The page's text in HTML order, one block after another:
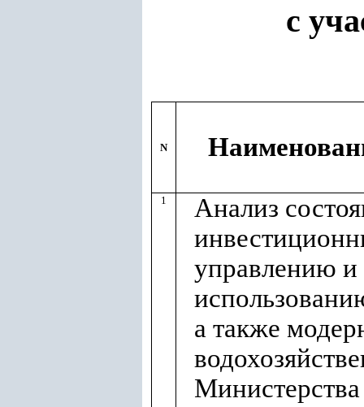
с
N
1
Анализ
управлению и
а также
Министерства